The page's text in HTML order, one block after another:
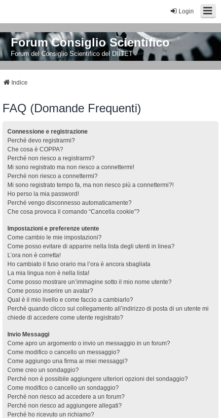
Login
Forum Consiglio Scientifico
Forum del Consiglio Scientifico del DIITET
Indice
FAQ (Domande Frequenti)
Connessione e registrazione
Perché devo registrarmi?
Che cosa è COPPA?
Perché non riesco a registrarmi?
Mi sono registrato ma non riesco a connettermi!
Perché non riesco a connettermi?
Mi sono registrato tempo fa, ma non riesco più a connettermi?!
Ho perso la mia password!
Perché vengo disconnesso automaticamente?
Che cosa provoca il comando “Cancella cookie”?
Impostazioni e preferenze utente
Come cambio le mie impostazioni?
Come posso evitare di apparire nella lista degli utenti in linea?
L’ora non è corretta!
Ho cambiato il fuso orario ma l’ora è ancora sbagliata
La mia lingua non è nella lista!
Come posso mostrare un’immagine sotto il mio nome utente?
Come posso inserire un avatar?
Qual è il mio livello e come faccio a cambiarlo?
Perché quando clicco sul collegamento all’indirizzo di posta di un utente mi
chiede di accedere come utente registrato?
Invio Messaggi
Come apro un argomento o invio un messaggio in un forum?
Come modifico o cancello un messaggio?
Come aggiungo una firma ai miei messaggi?
Come creo un sondaggio?
Perché non è possibile aggiungere ulteriori opzioni del sondaggio?
Come modifico o cancello un sondaggio?
Perché non riesco ad accedere a un forum?
Perché non riesco ad aggiungere allegati?
Perché ho ricevuto un richiamo?